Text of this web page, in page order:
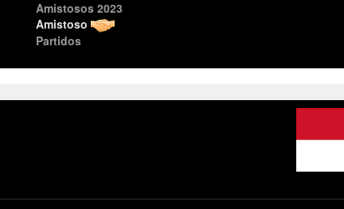
Amistosos 2023
Amistoso
Partidos